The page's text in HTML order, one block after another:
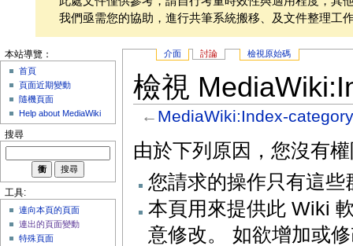
我們亟需您的協助，進行共筆系統搬移、及文件整理工
介面 討論 檢視原始碼
檢視
← MediaWiki:Index-
由於下列原因，您沒有
您請求的操作只有這
本頁用來提供此 Wiki
意修改。 如欲增加或
本站導覽：
首頁
頁面近期變動
隨機頁面
Help about MediaWiki
搜尋
工具:
連向本頁的頁面
連出的頁面變動
特殊頁面